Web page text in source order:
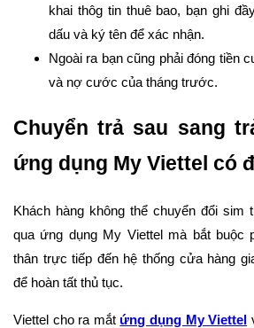
khai thôg tin thuê bao, bạn ghi
dấu và ký tên để xác nhận.
Ngoài ra bạn cũng phải đóng tiền
và nợ cước của tháng trước.
Chuyển trả sau sang
ứng dụng My Viettel có
Khách hàng không thể chuyển đổi sim
qua ứng dụng My Viettel mà bắt buộc
thân trực tiếp đến hệ thống cửa hàng
để hoàn tất thủ tục.
Viettel cho ra mắt ứng dụng My Viettel